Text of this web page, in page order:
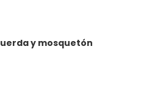
y mosquetón